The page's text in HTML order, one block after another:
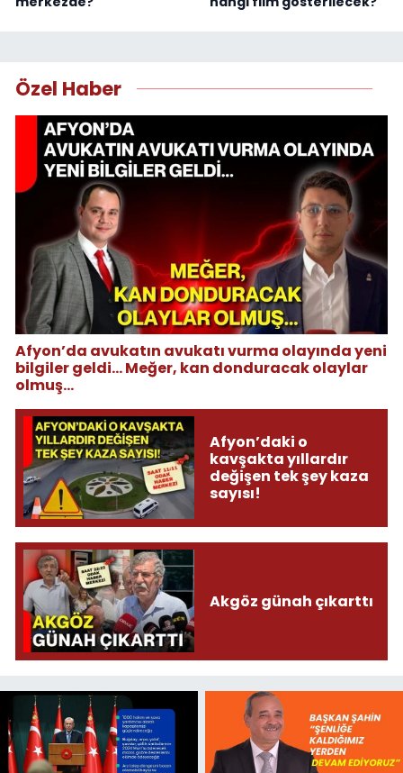
Özel Haber
Afyon’da avukatın avukatı vurma olayında yeni
bilgiler geldi... Meğer, kan donduracak olaylar
olmuş...
Afyon’daki o
kavşakta yıllardır
değişen tek şey kaza
sayısı!
Akgöz günah çıkarttı